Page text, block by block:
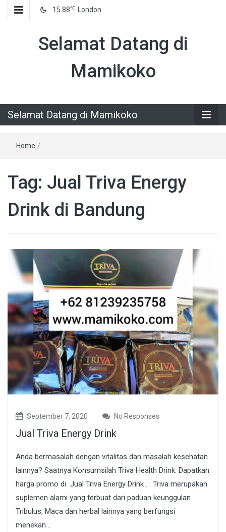
15.88℃ London
Selamat Datang di
Mamikoko
Selamat Datang di Mamikoko
Home /
Tag: Jual Triva Energy
Drink di Bandung
September 7, 2020 No Responses
Jual Triva Energy Drink
Anda bermasalah dengan vitalitas dan masalah kesehatan
lainnya? Saatnya Konsumsilah Triva Health Drink. Dapatkan
harga promo di Jual Triva Energy Drink . . Triva merupakan
suplemen alami yang terbuat dari paduan keunggulan
Tribulus, Maca dan herbal lainnya yang berfungsi
menekan...